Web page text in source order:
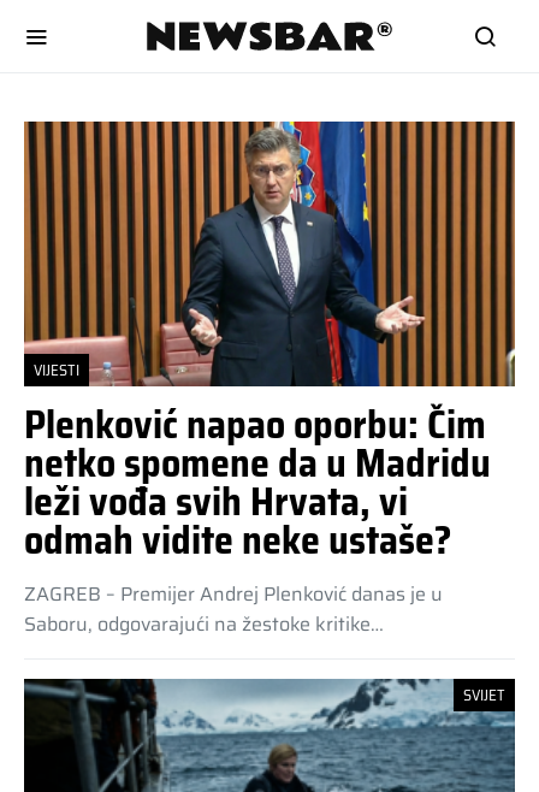
VIJESTI
Plenković napao oporbu: Čim
netko spomene da u Madridu
leži vođa svih Hrvata, vi
odmah vidite neke ustaše?
ZAGREB – Premijer Andrej Plenković danas je u
Saboru, odgovarajući na žestoke kritike…
SVIJET